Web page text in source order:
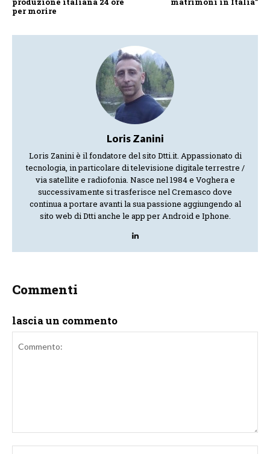
per morire
Loris Zanini
Loris Zanini è il fondatore del sito Dtti.it. Appassionato di
tecnologia, in particolare di televisione digitale terrestre /
via satellite e radiofonia. Nasce nel 1984 e Voghera e
successivamente si trasferisce nel Cremasco dove
continua a portare avanti la sua passione aggiungendo al
sito web di Dtti anche le app per Android e Iphone.
Commenti
lascia un commento